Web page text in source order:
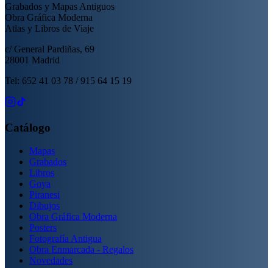
Grabados y Mapas Antiguos
Obra Gráfica Moderna
Atlas y Libros de Viaje
c/ General Pardiñas, 69
28001 Madrid
Tel: 652 41 03 78 / 915 64 15 19
Catálogo
Mapas
Grabados
Libros
Goya
Piranesi
Dibujos
Obra Gráfica Moderna
Posters
Fotografía Antigua
Obra Enmarcada - Regalos
Novedades